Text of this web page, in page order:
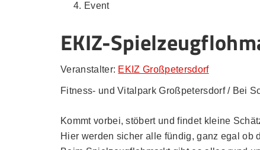
Event
EKIZ-
Veranstalter: EKIZ Großpetersdorf
Fitness- und Vitalpark Großpetersdorf / Bei
Kommt vorbei, stöbert und findet kleine
Hier werden sicher alle fündig, ganz egal ob